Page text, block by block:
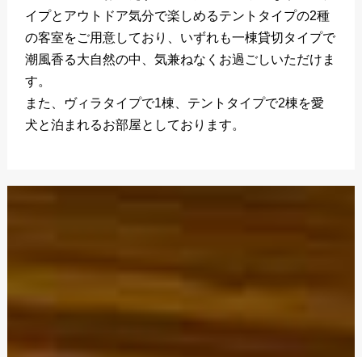
イプとアウトドア気分で楽しめるテントタイプの2種
の客室をご用意しており、いずれも一棟貸切タイプで
潮風香る大自然の中、気兼ねなくお過ごしいただけま
す。
また、ヴィラタイプで1棟、テントタイプで2棟を愛
犬と泊まれるお部屋としております。